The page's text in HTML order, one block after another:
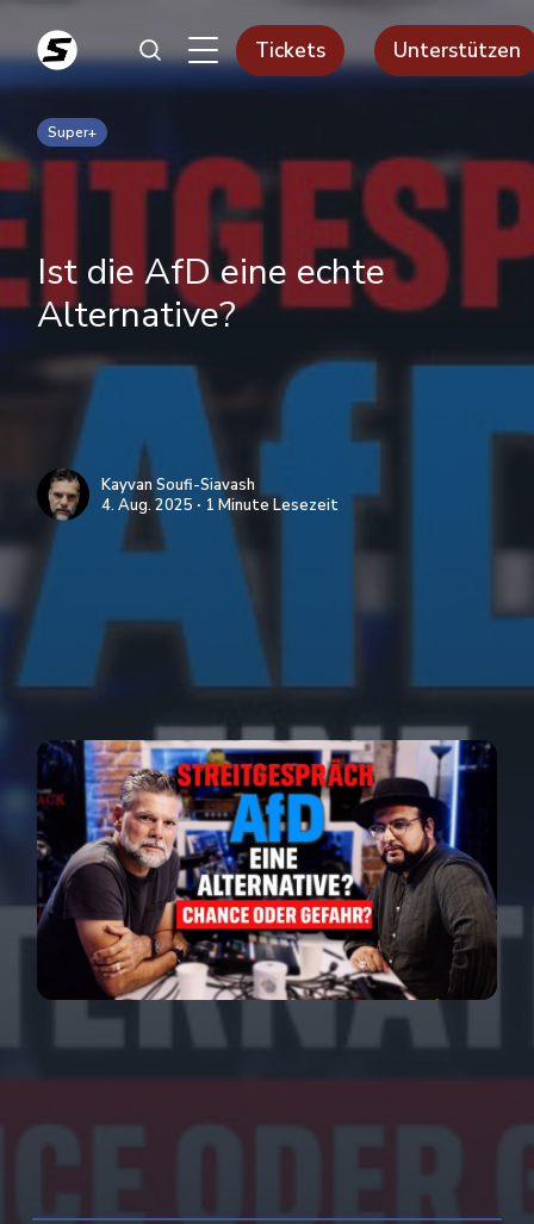
Tickets Unterstützen
Super+
Ist die AfD eine echte
Alternative?
Kayvan Soufi-Siavash
4. Aug. 2025 ∙ 1 Minute Lesezeit